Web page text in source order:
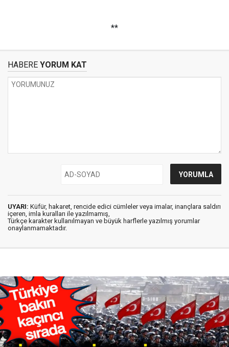
**
HABERE YORUM KAT
UYARI: Küfür, hakaret, rencide edici cümleler veya imalar, inançlara saldırı
içeren, imla kuralları ile yazılmamış,
Türkçe karakter kullanılmayan ve büyük harflerle yazılmış yorumlar
onaylanmamaktadır.